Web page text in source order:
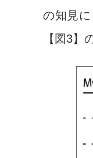
の知見
【図3】